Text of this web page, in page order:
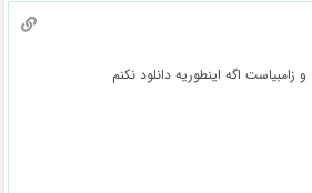
اگه اینطوریه دانلود نکنم